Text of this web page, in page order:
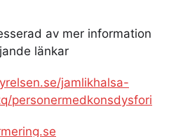
av mer information
länkar
jamlikhalsa-
personermedkonsdysfori